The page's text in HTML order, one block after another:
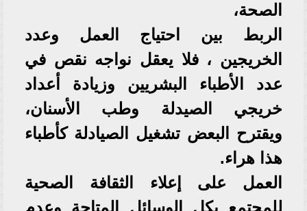
الصحة،
الربط بين احتياج العمل وعدد
الخريجين ، فلا يعقل نواجه نقص في
عدد الأطباء البشريين وزيادة أعداد
خريجي الصيدلة وطب الأسنان،
ويقترح البعض تشغيل الصيادلة كأطباء
هذا هراء.
العمل على إعلاء الثقافة الصحية